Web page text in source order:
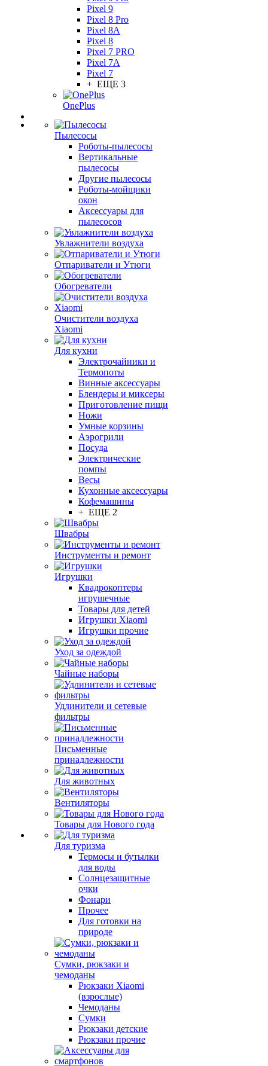
Pixel 9
Pixel 8 Pro
Pixel 8A
Pixel 8
Pixel 7 PRO
Pixel 7A
Pixel 7
+ ЕЩЕ 3
OnePlus
Пылесосы
Роботы-пылесосы
Вертикальные
пылесосы
Другие пылесосы
Роботы-мойщики
окон
Аксессуары для
пылесосов
Увлажнители воздуха
Отпариватели и Утюги
Обогреватели
Очистители воздуха
Xiaomi
Для кухни
Электрочайники и
Термопоты
Винные аксессуары
Блендеры и миксеры
Приготовление пищи
Ножи
Умные корзины
Аэрогрили
Посуда
Электрические
помпы
Весы
Кухонные аксессуары
Кофемашины
+ ЕЩЕ 2
Швабры
Инструменты и ремонт
Игрушки
Квадрокоптеры
игрушечные
Товары для детей
Игрушки Xiaomi
Игрушки прочие
Уход за одеждой
Чайные наборы
Удлинители и сетевые
фильтры
Письменные
принадлежности
Для животных
Вентиляторы
Товары для Нового года
Для туризма
Термосы и бутылки
для воды
Солнцезащитные
очки
Фонари
Прочее
Для готовки на
природе
Сумки, рюкзаки и
чемоданы
Рюкзаки Xiaomi
(взрослые)
Чемоданы
Сумки
Рюкзаки детские
Рюкзаки прочие